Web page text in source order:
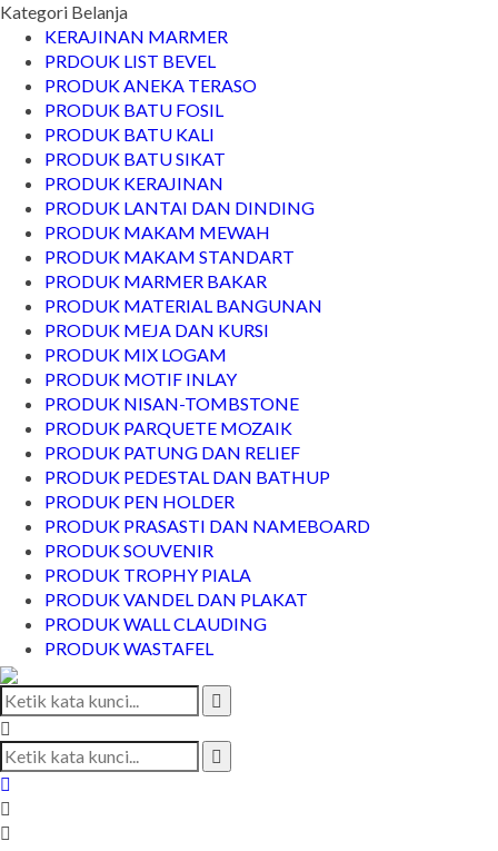
Kategori Belanja
KERAJINAN MARMER
PRDOUK LIST BEVEL
PRODUK ANEKA TERASO
PRODUK BATU FOSIL
PRODUK BATU KALI
PRODUK BATU SIKAT
PRODUK KERAJINAN
PRODUK LANTAI DAN DINDING
PRODUK MAKAM MEWAH
PRODUK MAKAM STANDART
PRODUK MARMER BAKAR
PRODUK MATERIAL BANGUNAN
PRODUK MEJA DAN KURSI
PRODUK MIX LOGAM
PRODUK MOTIF INLAY
PRODUK NISAN-TOMBSTONE
PRODUK PARQUETE MOZAIK
PRODUK PATUNG DAN RELIEF
PRODUK PEDESTAL DAN BATHUP
PRODUK PEN HOLDER
PRODUK PRASASTI DAN NAMEBOARD
PRODUK SOUVENIR
PRODUK TROPHY PIALA
PRODUK VANDEL DAN PLAKAT
PRODUK WALL CLAUDING
PRODUK WASTAFEL